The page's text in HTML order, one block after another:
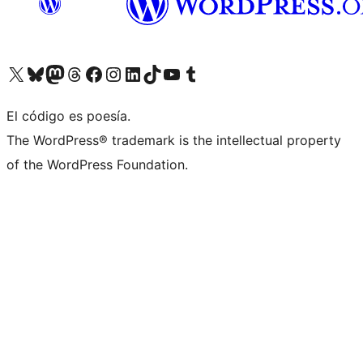
Visit our X (formerly Twitter) account
Visit our Bluesky account
Visit our Mastodon account
Visit our Threads account
Visita nuestra página de Facebook
Visita nuestra cuenta de Instagram
Visita nuestra cuenta de LinkedIn
Visit our TikTok account
Visita nuestro canal de YouTube
Visit our Tumblr account
El código es poesía.
The WordPress® trademark is the intellectual property
of the WordPress Foundation.